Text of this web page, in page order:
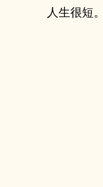
人生很短